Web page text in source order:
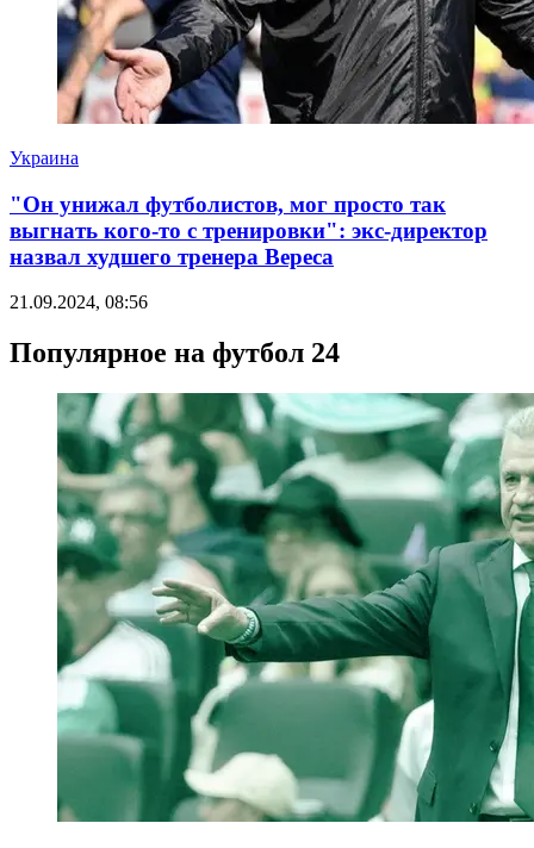
Украина
"Он унижал футболистов, мог просто так
выгнать кого-то с тренировки": экс-директор
назвал худшего тренера Вереса
21.09.2024, 08:56
Популярное на футбол 24